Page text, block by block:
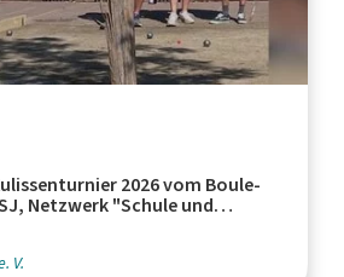
2026 vom Boule-
Netzwerk "Schule und
V.